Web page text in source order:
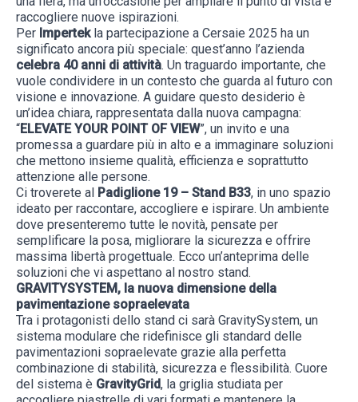
raccogliere nuove ispirazioni.
Per Impertek la partecipazione a Cersaie 2025 ha un
significato ancora più speciale: quest’anno l’azienda
celebra 40 anni di attività. Un traguardo importante, che
vuole condividere in un contesto che guarda al futuro con
visione e innovazione. A guidare questo desiderio è
un’idea chiara, rappresentata dalla nuova campagna:
“ELEVATE YOUR POINT OF VIEW”, un invito e una
promessa a guardare più in alto e a immaginare soluzioni
che mettono insieme qualità, efficienza e soprattutto
attenzione alle persone.
Ci troverete al Padiglione 19 – Stand B33, in uno spazio
ideato per raccontare, accogliere e ispirare. Un ambiente
dove presenteremo tutte le novità, pensate per
semplificare la posa, migliorare la sicurezza e offrire
massima libertà progettuale. Ecco un’anteprima delle
soluzioni che vi aspettano al nostro stand.
GRAVITYSYSTEM, la nuova dimensione della
pavimentazione sopraelevata
Tra i protagonisti dello stand ci sarà GravitySystem, un
sistema modulare che ridefinisce gli standard delle
pavimentazioni sopraelevate grazie alla perfetta
combinazione di stabilità, sicurezza e flessibilità. Cuore
del sistema è GravityGrid, la griglia studiata per